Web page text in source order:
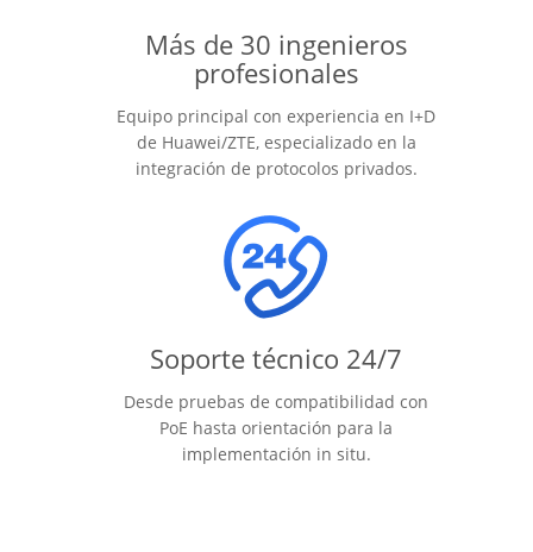
Más de 30 ingenieros
profesionales
Equipo principal con experiencia en I+D
de Huawei/ZTE, especializado en la
integración de protocolos privados.
Soporte técnico 24/7
Desde pruebas de compatibilidad con
PoE hasta orientación para la
implementación in situ.